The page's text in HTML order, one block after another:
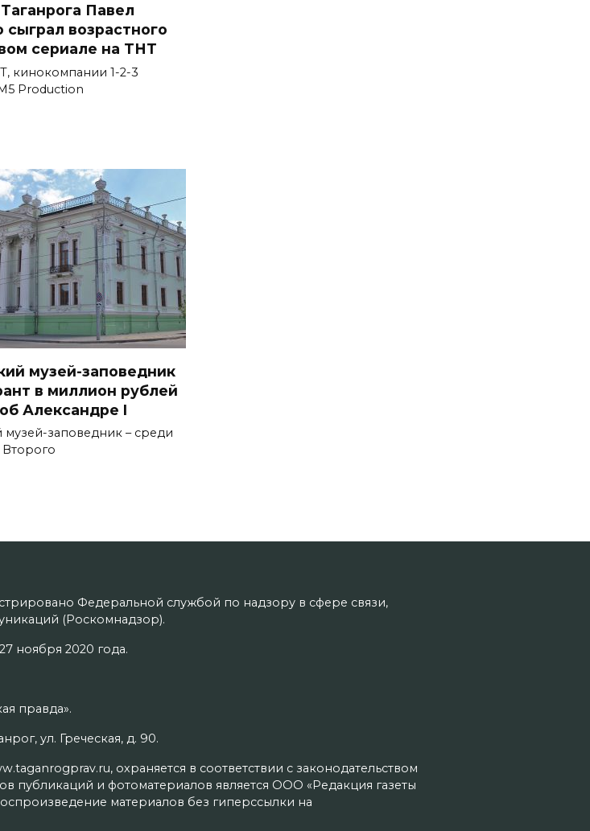
Павел
сыграл возрастного
сериале на ТНТ
кинокомпании 1-2-3
Production
музей-заповедник
в миллион рублей
Александре I
музей-заповедник – среди
Федеральной службой по надзору в сфере связи,
(Роскомнадзор).
ноября 2020 года.
правда».
ул. Греческая, д. 90.
охраняется в соответствии с законодательством
публикаций и фотоматериалов является ООО «Редакция газеты
материалов без гиперссылки на